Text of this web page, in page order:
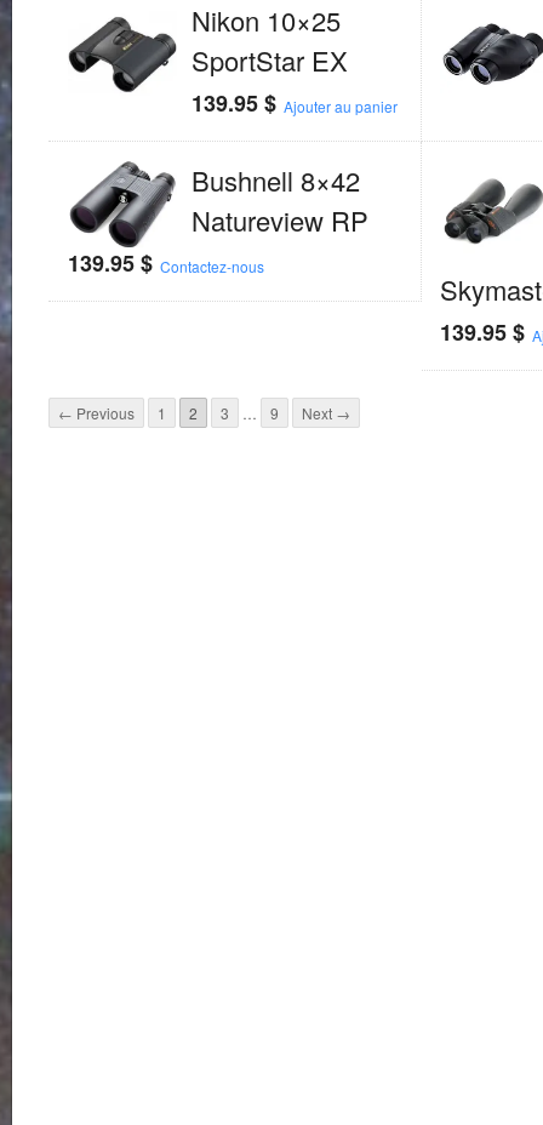
Nikon 10×25
SportStar EX
139.95$ Ajouter au panier
Bushnell 8×42
Natureview RP
139.95$ Contactez-nous
139.95$
← Previous 1 2 3 … 9 Next →